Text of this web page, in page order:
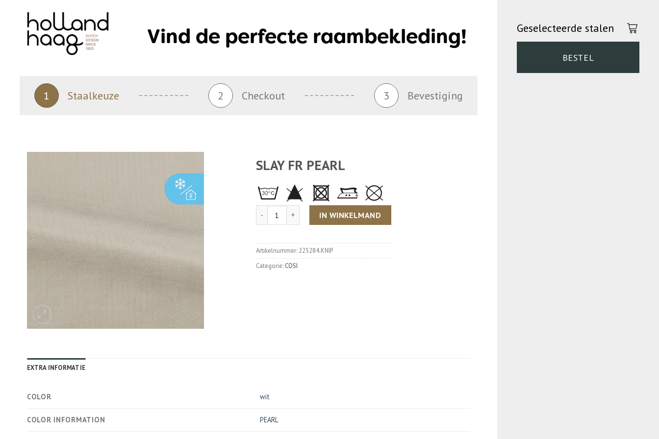
Vind de perfecte raambekleding!
1 Staalkeuze 2 Checkout 3 Bevestiging
SLAY FR PEARL
IN WINKELMAND
Artikelnummer: 225284.KNIP
Categorie: COSI
EXTRA INFORMATIE
COLOR wit
COLOR INFORMATION PEARL
Geselecteerde stalen
BESTEL